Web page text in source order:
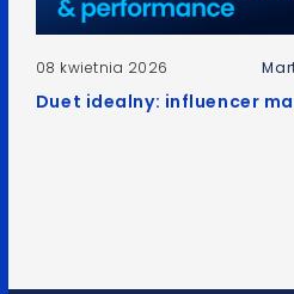
08 kwietnia 2026
Duet idealny: influencer